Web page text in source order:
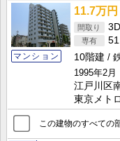
マンション
11.7万円
10階建
1995年2月
江戸川区
東京メト
この建物のすべての